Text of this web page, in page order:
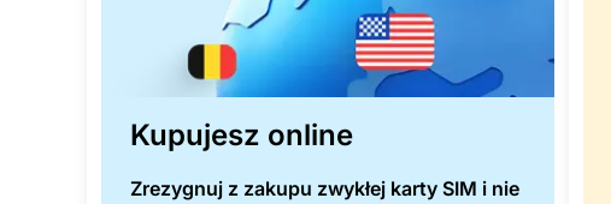
Kupujesz online
Zrezygnuj z zakupu zwykłej karty SIM i nie